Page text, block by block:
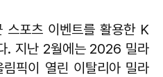
스포츠 이벤트를 활용한 K
. 지난 2월에는 2026 밀라
림픽이 열린 이탈리아 밀라